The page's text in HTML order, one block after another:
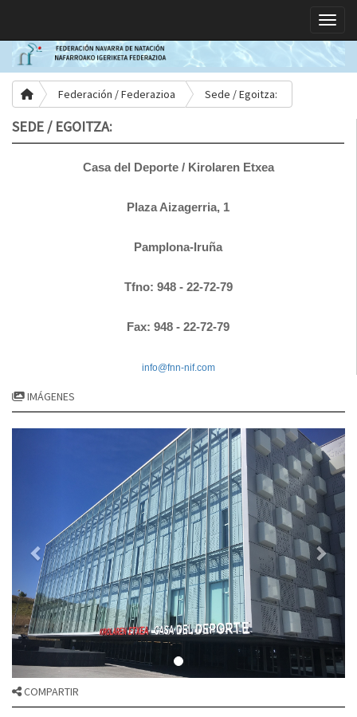
Federación / Federazioa Sede / Egoitza:
SEDE / EGOITZA:
Casa del Deporte / Kirolaren Etxea
Plaza Aizagerria, 1
Pamplona-Iruña
Tfno: 948 - 22-72-79
Fax: 948 - 22-72-79
info@fnn-nif.com
IMÁGENES
COMPARTIR